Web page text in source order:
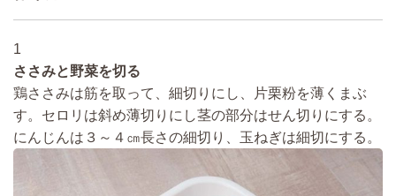
1
ささみと野菜を切る
鶏ささみは筋を取って、細切りにし、片栗粉を薄くまぶ
す。セロリは斜め薄切りにし茎の部分はせん切りにする。
にんじんは３～４㎝長さの細切り、玉ねぎは細切にする。